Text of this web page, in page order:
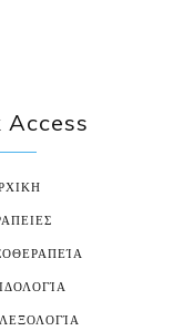
Access